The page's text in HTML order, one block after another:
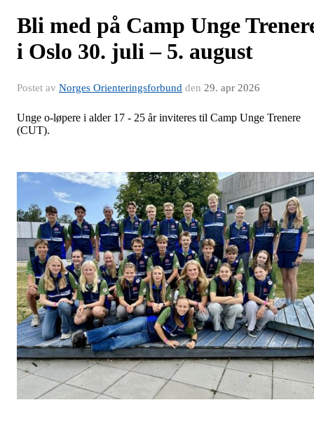
Bli med på Camp Unge
i Oslo 30. juli – 5. august
Postet av Norges Orienteringsforbund den 29. apr 2026
Unge o-løpere i alder 17 - 25 år inviteres til Camp Unge Trenere
(CUT).